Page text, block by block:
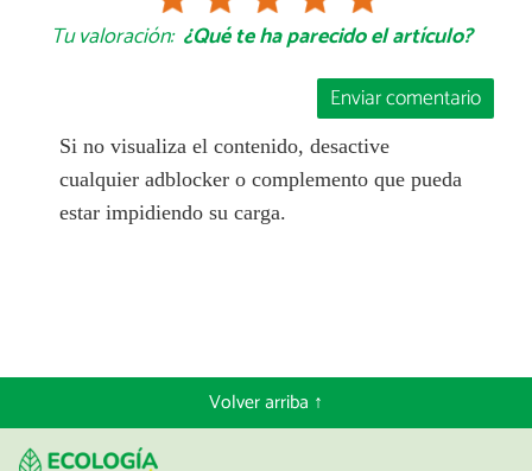
Tu valoración: ¿Qué te ha parecido el artículo?
Enviar comentario
Si no visualiza el contenido, desactive
cualquier adblocker o complemento que pueda
estar impidiendo su carga.
Volver arriba ↑